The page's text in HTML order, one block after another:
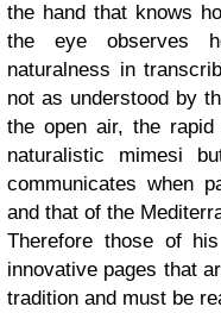
the hand that knows
the eye observes
naturalness in
not as understood by
the open air, the
naturalistic mimesi
communicates when
and that of the
Therefore those of
innovative pages that
tradition and must be